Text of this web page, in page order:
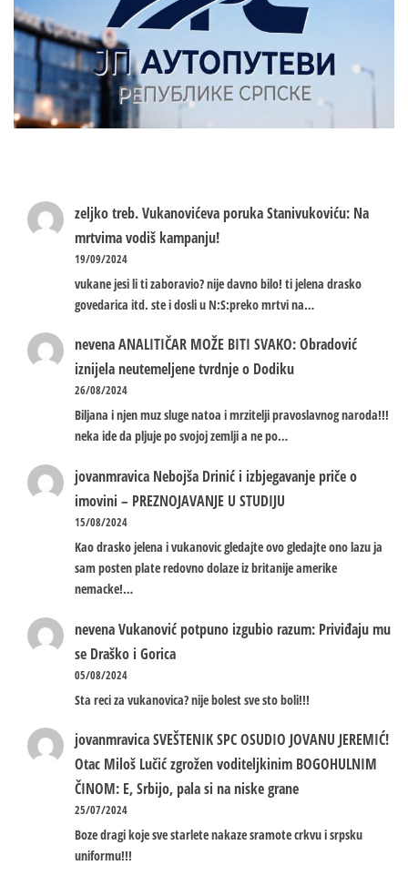
zeljko treb.Vukanovićeva poruka Stanivukoviću: Na
mrtvima vodiš kampanju!
19/09/2024
vukane jesi li ti zaboravio? nije davno bilo! ti jelena drasko
govedarica itd. ste i dosli u N:S:preko mrtvi na…
nevenaANALITIČAR MOŽE BITI SVAKO: Obradović
iznijela neutemeljene tvrdnje o Dodiku
26/08/2024
Biljana i njen muz sluge natoa i mrzitelji pravoslavnog naroda!!!
neka ide da pljuje po svojoj zemlji a ne po…
jovanmravica Nebojša Drinić i izbjegavanje priče o
imovini – PREZNOJAVANJE U STUDIJU
15/08/2024
Kao drasko jelena i vukanovic gledajte ovo gledajte ono lazu ja
sam posten plate redovno dolaze iz britanije amerike
nemacke!…
nevenaVukanović potpuno izgubio razum: Priviđaju mu
se Draško i Gorica
05/08/2024
Sta reci za vukanovica? nije bolest sve sto boli!!!
jovanmravicaSVEŠTENIK SPC OSUDIO JOVANU JEREMIĆ!
Otac Miloš Lučić zgrožen voditeljkinim BOGOHULNIM
ČINOM: E, Srbijo, pala si na niske grane
25/07/2024
Boze dragi koje sve starlete nakaze sramote crkvu i srpsku
uniformu!!!